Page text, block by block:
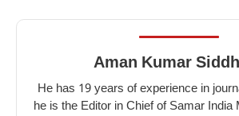
Aman Kumar
He has 19 years of experience in
he is the Editor in Chief of Samar India